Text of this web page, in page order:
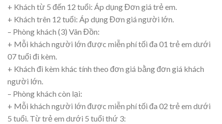
+ Khách từ 5 đến 12 tuổi: Áp dụng Đơn giá trẻ em.
+ Khách trên 12 tuổi: Áp dụng Đơn giá người lớn.
– Phòng khách (3) Vân Đồn:
+ Mỗi khách người lớn được miễn phí tối đa 01 trẻ em dưới
07 tuổi đi kèm.
+ Khách đi kèm khác tính theo đơn giá bằng đơn giá khách
người lớn.
– Phòng khách còn lại:
+ Mỗi khách người lớn được miễn phí tối đa 02 trẻ em dưới
5 tuổi. Từ trẻ em dưới 5 tuổi thứ 3: